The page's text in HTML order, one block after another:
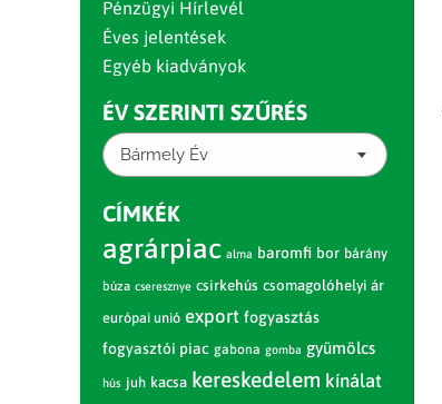
Pénzügyi Hírlevél
Éves jelentések
Egyéb kiadványok
ÉV SZERINTI SZŰRÉS
Bármely Év
CÍMKÉK
agrárpiac alma baromfi bor bárány
búza cseresznye csirkehús csomagolóhelyi ár
európai unió export fogyasztás
fogyasztói piac gabona gomba gyümölcs
hús juh kacsa kereskedelem kínálat